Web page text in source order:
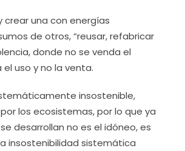
una con energías
de otros, “reusar, refabricar
donde no se venda el
uso y no la venta.
insostenible,
los ecosistemas, por lo que ya
desarrollan no es el idóneo, es
insostenibilidad sistemática